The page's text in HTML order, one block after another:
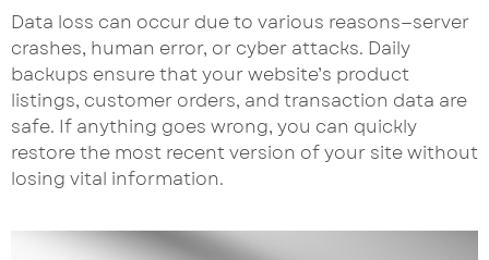
Data loss can occur due to various reasons—server
crashes, human error, or cyber attacks. Daily
backups ensure that your website’s product
listings, customer orders, and transaction data are
safe. If anything goes wrong, you can quickly
restore the most recent version of your site without
losing vital information.